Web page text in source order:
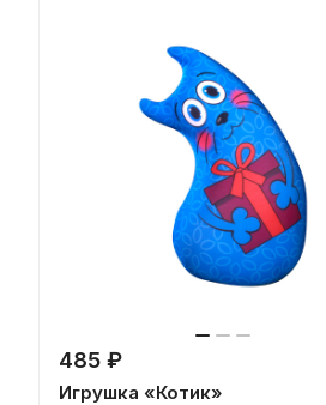
485 ₽
Игрушка «Котик»